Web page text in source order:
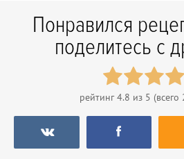
Понравился
поделитесь с
рейтинг4.8 из 5 (всего